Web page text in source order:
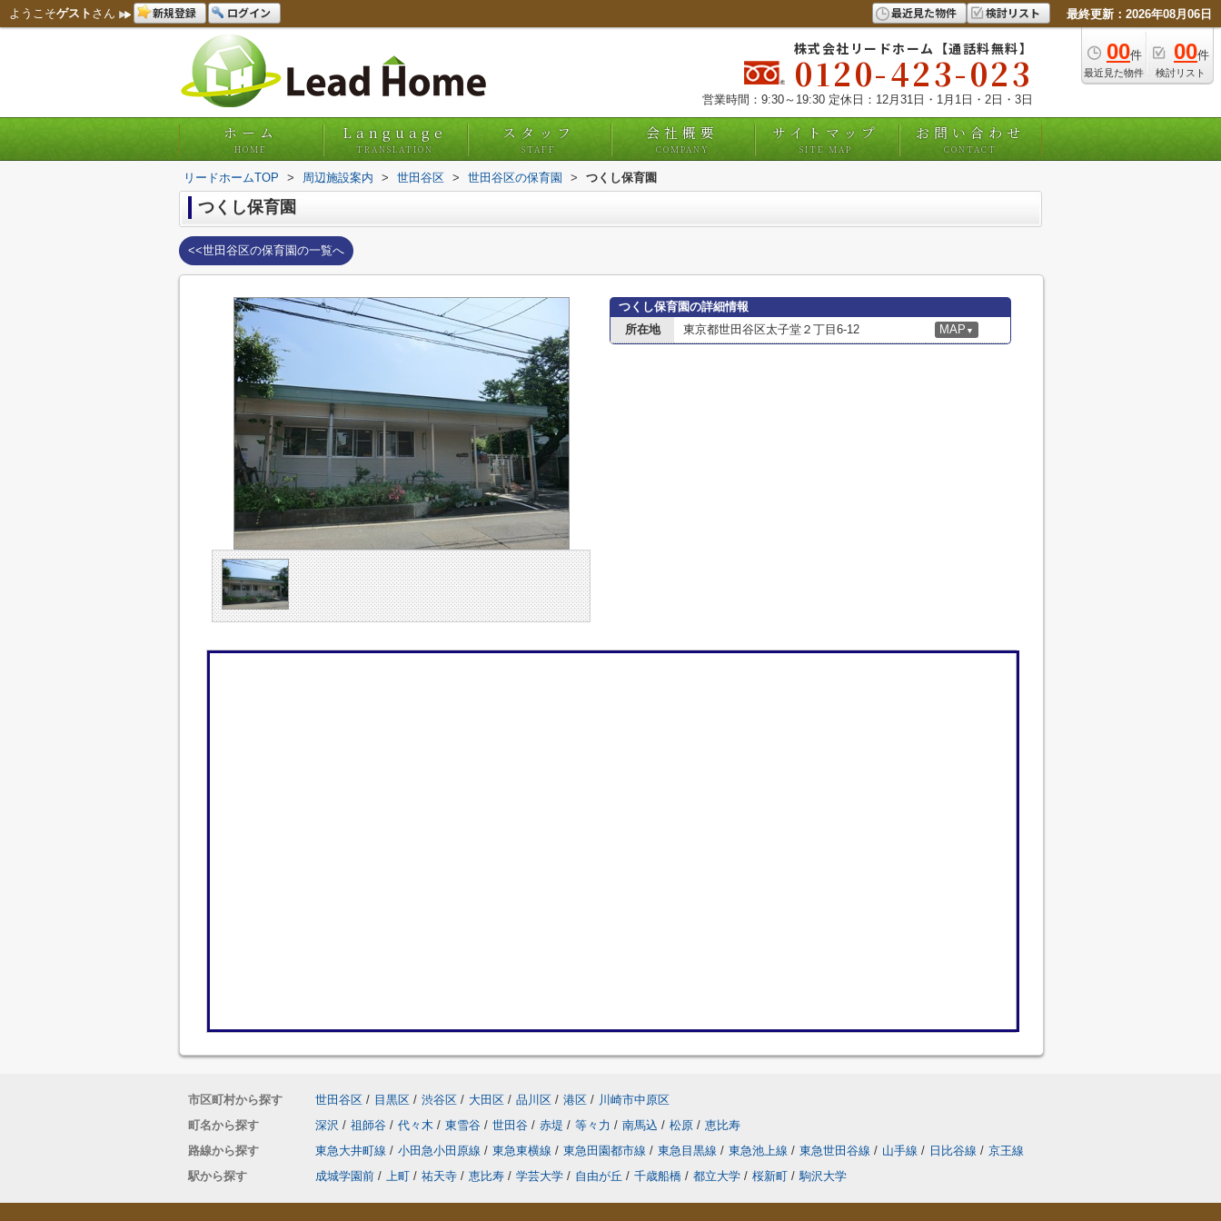
ようこそゲスト さん 新規登録 ログイン 最近見た物件 検討リスト 最終更新：2026年08月06日
00件
最近見た物件
00件
検討リスト
株式会社リードホーム【通話料無料】
0120-423-023
営業時間：9:30～19:30 定休日：12月31日・1月1日・2日・3日
ホーム
HOME
Language
TRANSLATION
スタッフ
STAFF
会社概要
COMPANY
サイトマップ
SITE MAP
お問い合わせ
CONTACT
リードホームTOP > 周辺施設案内 > 世田谷区 > 世田谷区の保育園 > つくし保育園
つくし保育園
<<世田谷区の保育園の一覧へ
つくし保育園の詳細情報
所在地
東京都世田谷区太子堂２丁目6-12 MAP ▼
市区町村から探す 世田谷区 / 目黒区 / 渋谷区 / 大田区 / 品川区 / 港区 / 川崎市中原区
町名から探す
深沢 / 祖師谷 / 代々木 / 東雪谷 / 世田谷 / 赤堤 / 等々力 / 南馬込 / 松原 / 恵比寿
路線から探す
東急大井町線 / 小田急小田原線 / 東急東横線 / 東急田園都市線 / 東急目黒線 / 東急池上線 / 東急世田谷線 / 山手線 / 日比谷線 / 京王線
駅から探す
成城学園前 / 上町 / 祐天寺 / 恵比寿 / 学芸大学 / 自由が丘 / 千歳船橋 / 都立大学 / 桜新町 / 駒沢大学